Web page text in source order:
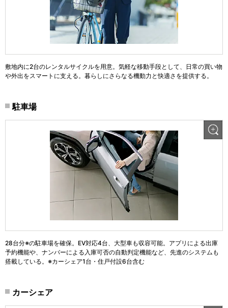
敷地内に2台のレンタルサイクルを用意。気軽な移動手段として、日常の買い物
や外出をスマートに支える。暮らしにさらなる機動力と快適さを提供する。
駐車場
28台分※の駐車場を確保。EV対応4台、大型車も収容可能。アプリによる出庫
予約機能や、ナンバーによる入庫可否の自動判定機能など、先進のシステムも
搭載している。※カーシェア1台・住戸付設6台含む
カーシェア